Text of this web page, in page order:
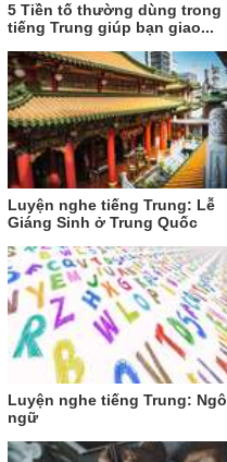
5 Tiền tố thường dùng trong
tiếng Trung giúp bạn giao...
Luyện nghe tiếng Trung: Lễ
Giáng Sinh ở Trung Quốc
Luyện nghe tiếng Trung: Ngô
ngữ